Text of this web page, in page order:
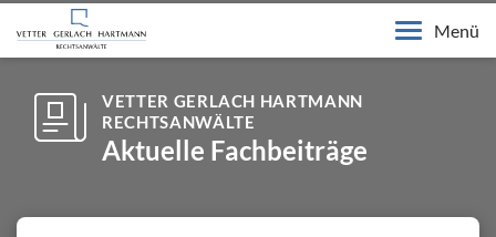
Menü
VETTER GERLACH HARTMANN
RECHTSANWÄLTE
Aktuelle Fachbeiträge